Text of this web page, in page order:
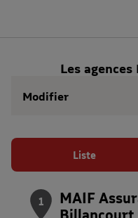
Les
Modifier
Liste
1
MAIF
Billancourt